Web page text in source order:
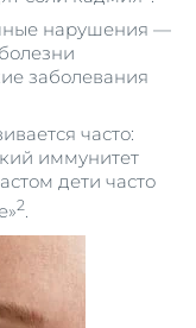
нарушения —
заболевания
часто:
иммунитет
дети часто
2.